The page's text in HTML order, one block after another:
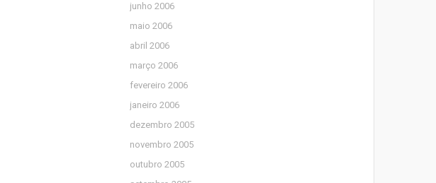
junho 2006
maio 2006
abril 2006
março 2006
fevereiro 2006
janeiro 2006
dezembro 2005
novembro 2005
outubro 2005